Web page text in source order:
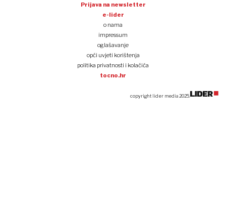
Prijava na newsletter
e-lider
o nama
impressum
oglašavanje
opći uvjeti korištenja
politika privatnosti i kolačića
tocno.hr
copyright lider media 2025.